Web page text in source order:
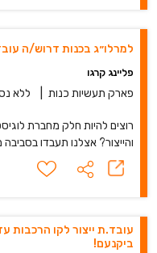
למרלו״ג בכנות דרוש/ה
פליינג קרגו
פארק תעשיות כנות ללא
רוצים להיות חלק מחברת
והייצור? אצלנו תעבדו
עובד.ת ייצור לקו הרכבות
ביקנעם!